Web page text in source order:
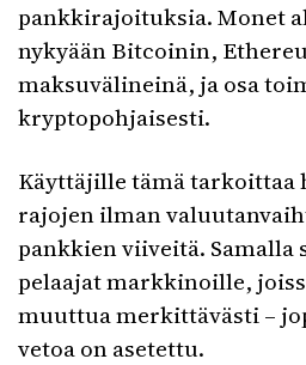
pankkirajoituksia. Monet
nykyään Bitcoinin,
maksuvälineinä, ja osa
kryptopohjaisesti.
Käyttäjille tämä tarkoittaa
rajojen ilman
pankkien viiveitä. Samalla
pelaajat markkinoille,
muuttua merkittävästi –
vetoa on asetettu.